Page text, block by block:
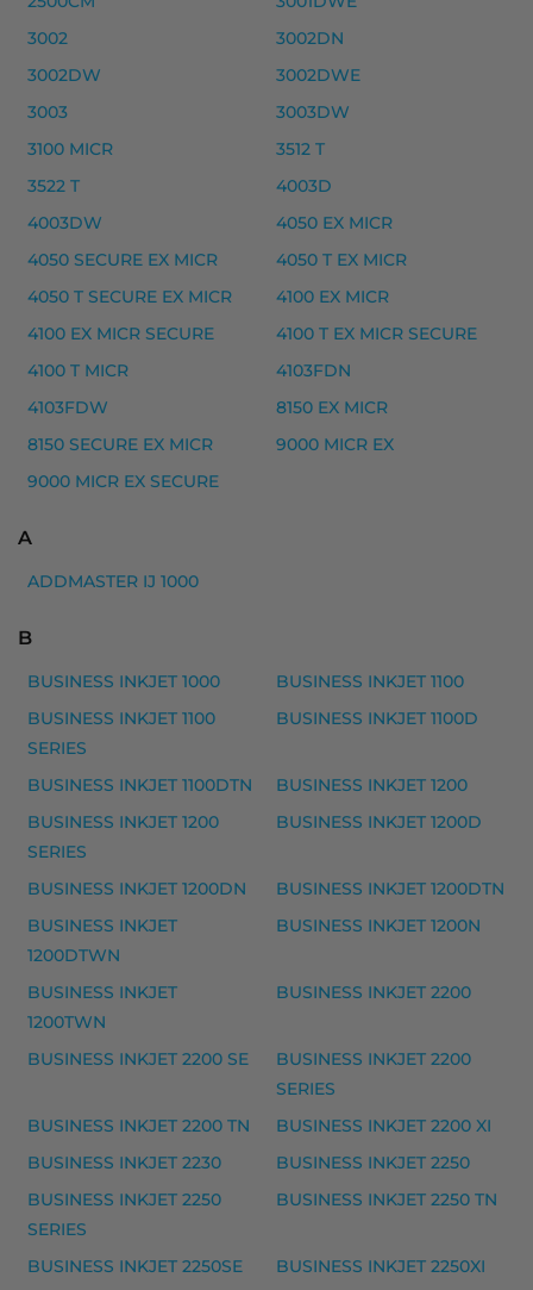
HP musteet
HP 106A (W1106A) laserkasetti, musta – tarvike,
HP 106X (W1106X) laserkasetti, musta – tarvike,
Yhteensopivat tulostimet
HP 10XL mustekasetti, musta – tarvike premium
HP 10XL mustekasetti, musta – tarvike premium
HP 11 mustekasetti, keltainen – tarvike, premium
HP 11 mustekasetti, magenta – tarvike, premium
HP 11 mustekasetti, syaani – tarvike, premium
BUSINESS INKJET 1000, BUSINESS INKJET 1100,
HP 85 mustekasetti musteet
HP 85 mustekasetti, keltainen – tarvike, premium
HP 85 mustekasetti, vaalea magenta – tarvike,
HP 85 mustekasetti, vaalea syaani – tarvike,
Yhteensopivat tulostimet
HP 85 mustekasetti, syaani – tarvike, premium
HP 85 mustekasetti, syaani – tarvike, premium
Yhteensopivat tulostimet
DESIGNJET 110, DESIGNJET 30GP, DESIGNJET 130,
3002
3002DN
3002DW
3002DWE
3003
3003DW
3100 MICR
3512 T
3522 T
4003D
4003DW
4050 EX MICR
4050 SECURE EX MICR
4050 T EX MICR
4050 T SECURE EX MICR
4100 EX MICR
4100 EX MICR SECURE
4100 T EX MICR SECURE
4100 T MICR
4103FDN
4103FDW
8150 EX MICR
8150 SECURE EX MICR
9000 MICR EX
9000 MICR EX SECURE
A
ADDMASTER IJ 1000
B
BUSINESS INKJET 1000
BUSINESS INKJET 1100
BUSINESS INKJET 1100
SERIES
BUSINESS INKJET 1100D
BUSINESS INKJET 1100DTN
BUSINESS INKJET 1200
BUSINESS INKJET 1200
SERIES
BUSINESS INKJET 1200D
BUSINESS INKJET 1200DN
BUSINESS INKJET 1200DTN
BUSINESS INKJET
1200DTWN
BUSINESS INKJET 1200N
BUSINESS INKJET
1200TWN
BUSINESS INKJET 2200
BUSINESS INKJET 2200 SE
BUSINESS INKJET 2200
SERIES
BUSINESS INKJET 2200 TN
BUSINESS INKJET 2200 XI
BUSINESS INKJET 2230
BUSINESS INKJET 2250
BUSINESS INKJET 2250
SERIES
BUSINESS INKJET 2250 TN
BUSINESS INKJET 2250SE
BUSINESS INKJET 2250XI